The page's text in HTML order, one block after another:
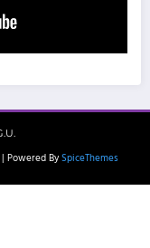
Powered By SpiceThemes